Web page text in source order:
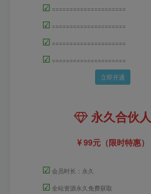
☑ =====================
☑ =====================
☑ =====================
☑ =====================
立即开通
永久合伙人
99元（限时特惠）
☑ 会员时长：永久
☑ 全站资源永久免费获取